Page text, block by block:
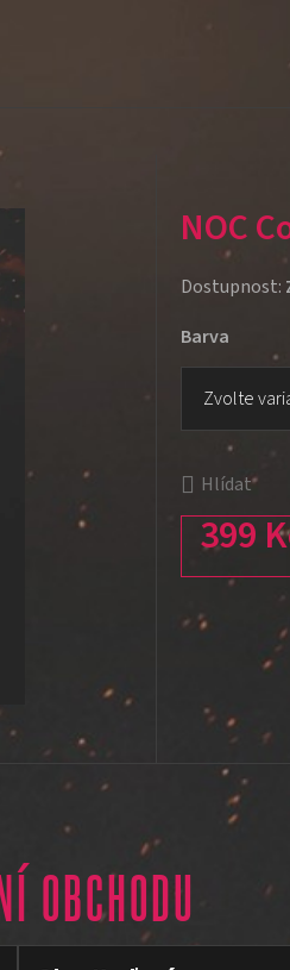
NOC
Barva
Hlídat
399
Měrná
Dostupnost:
OBCHODU